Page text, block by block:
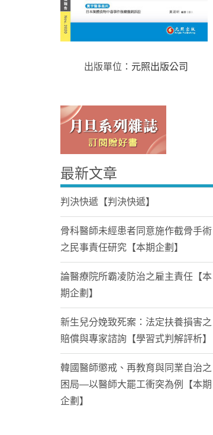
出版單位： 元照出版公司
最新文章
判決快遞【判決快遞】
骨科醫師未經患者同意施作截骨手術
之民事責任研究【本期企劃】
論醫療院所霸凌防治之雇主責任【本
期企劃】
新生兒分娩致死案：法定扶養損害之
賠償與專家諮詢【學習式判解評析】
韓國醫師懲戒、再教育與同業自治之
困局—以醫師大罷工衝突為例【本期
企劃】